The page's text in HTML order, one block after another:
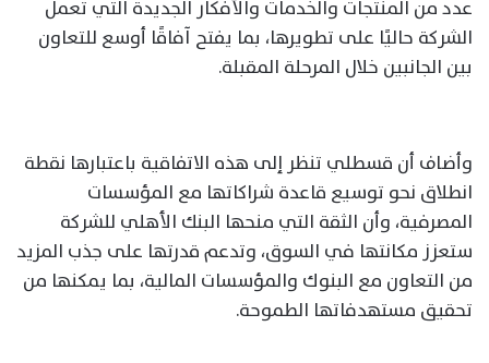
عدد من المنتجات والخدمات والأفكار الجديدة التي تعمل
الشركة حاليًا على تطويرها، بما يفتح آفاقًا أوسع للتعاون
بين الجانبين خلال المرحلة المقبلة.
وأضاف أن قسطلي تنظر إلى هذه الاتفاقية باعتبارها نقطة
انطلاق نحو توسيع قاعدة شراكاتها مع المؤسسات
المصرفية، وأن الثقة التي منحها البنك الأهلي للشركة
ستعزز مكانتها في السوق، وتدعم قدرتها على جذب المزيد
من التعاون مع البنوك والمؤسسات المالية، بما يمكنها من
تحقيق مستهدفاتها الطموحة.